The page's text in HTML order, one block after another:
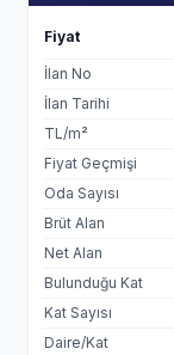
Fiyat
İlan No
İlan Tarihi
TL/m²
Fiyat Geçmişi
Oda Sayısı
Brüt Alan
Net Alan
Bulunduğu Kat
Kat Sayısı
Daire/Kat